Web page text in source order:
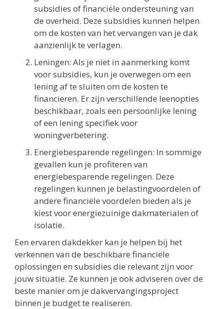
subsidies of financiële ondersteuning van
de overheid. Deze subsidies kunnen helpen
om de kosten van het vervangen van je dak
aanzienlijk te verlagen.
Leningen: Als je niet in aanmerking komt
voor subsidies, kun je overwegen om een
lening af te sluiten om de kosten te
financieren. Er zijn verschillende leenopties
beschikbaar, zoals een persoonlijke lening
of een lening specifiek voor
woningverbetering.
Energiebesparende regelingen: In sommige
gevallen kun je profiteren van
energiebesparende regelingen. Deze
regelingen kunnen je belastingvoordelen of
andere financiële voordelen bieden als je
kiest voor energiezuinige dakmaterialen of
isolatie.
Een ervaren dakdekker kan je helpen bij het
verkennen van de beschikbare financiële
oplossingen en subsidies die relevant zijn voor
jouw situatie. Ze kunnen je ook adviseren over de
beste manier om je dakvervangingsproject
binnen je budget te realiseren.